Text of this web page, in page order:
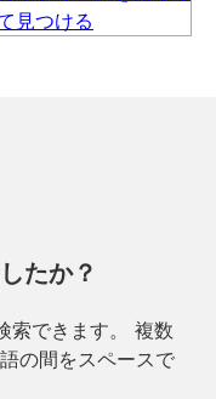
たか？
索できます。 複数
の間をスペースで